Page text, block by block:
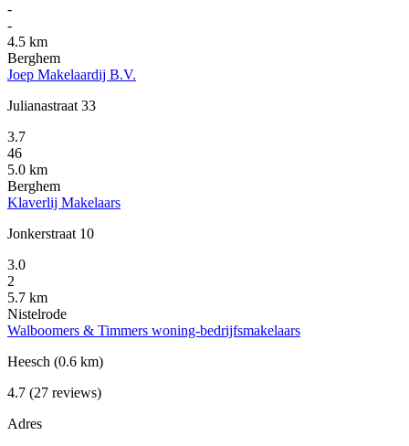
-
-
4.5 km
Berghem
Joep Makelaardij B.V.
Julianastraat 33
3.7
46
5.0 km
Berghem
Klaverlij Makelaars
Jonkerstraat 10
3.0
2
5.7 km
Nistelrode
Walboomers & Timmers woning-bedrijfsmakelaars
Heesch (0.6 km)
4.7 (27 reviews)
Adres